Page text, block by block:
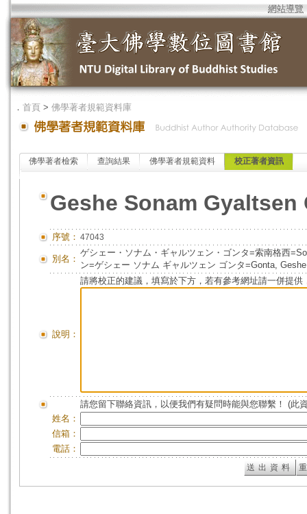
網站導覽
． 首頁 > 佛學著者規範資料庫
佛學著者檢索 查詢結果 佛學著者規範資料 校正著者資訊
Geshe Sonam Gyaltsen
序號： 47043
別名：
ゲシェー・ソナム・ギャルツェン・ゴンタ=索南格西
ン=ゲシェー ソナム ギャルツェン ゴンタ=Gonta,
說明：
請將校正的建議，填寫於下方，若有參考網址請一併提供
請您留下聯絡資訊，以便我們有疑問時能與您聯繫！ (此
姓名：
信箱：
電話：